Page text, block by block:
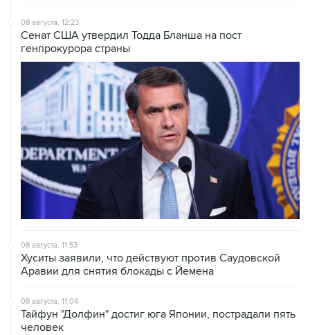
08 августа, 12:23
Сенат США утвердил Тодда Бланша на пост
генпрокурора страны
08 августа, 11:53
Хуситы заявили, что действуют против Саудовской
Аравии для снятия блокады с Йемена
08 августа, 11:04
Тайфун "Долфин" достиг юга Японии, пострадали пять
человек